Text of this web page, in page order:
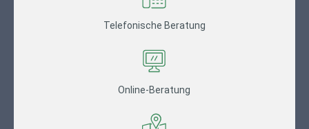
Telefonische Beratung
Online-Beratung